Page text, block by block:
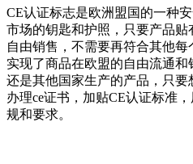
CE认证标志是欧洲盟国的一种
市场的钥匙和护照，只要产品贴
自由销售，不需要再符合其他
实现了商品在欧盟的自由流通
还是其他国家生产的产品，只
办理ce证书，加贴CE认证标准
规和要求。